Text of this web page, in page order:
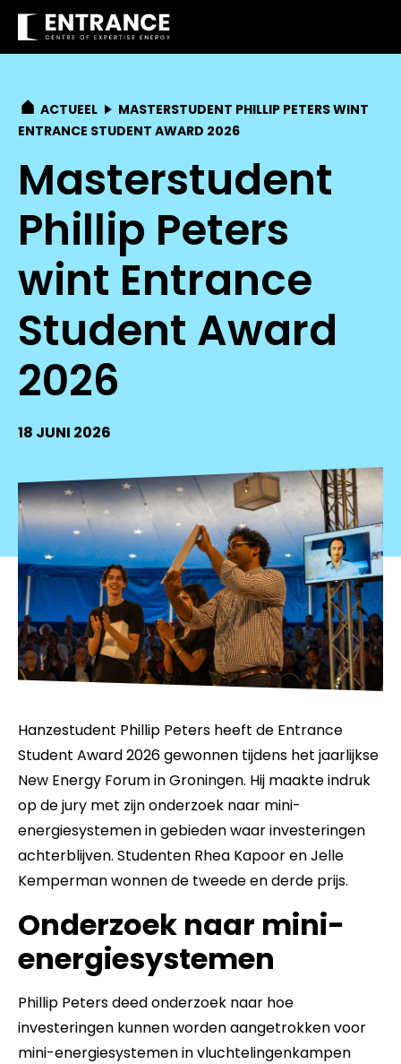
ACTUEEL
MASTERSTUDENT PHILLIP PETERS WINT
ENTRANCE STUDENT AWARD 2026
Masterstudent
Phillip Peters
wint Entrance
Student Award
2026
18 JUNI 2026
Hanzestudent Phillip Peters heeft de Entrance
Student Award 2026 gewonnen tijdens het jaarlijkse
New Energy Forum in Groningen. Hij maakte indruk
op de jury met zijn onderzoek naar mini-
energiesystemen in gebieden waar investeringen
achterblijven. Studenten Rhea Kapoor en Jelle
Kemperman wonnen de tweede en derde prijs.
Onderzoek naar mini-
energiesystemen
Phillip Peters deed onderzoek naar hoe
investeringen kunnen worden aangetrokken voor
mini-energiesystemen in vluchtelingenkampen